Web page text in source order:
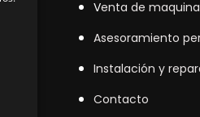
Venta de
Asesoramiento
Instalación y
Contacto